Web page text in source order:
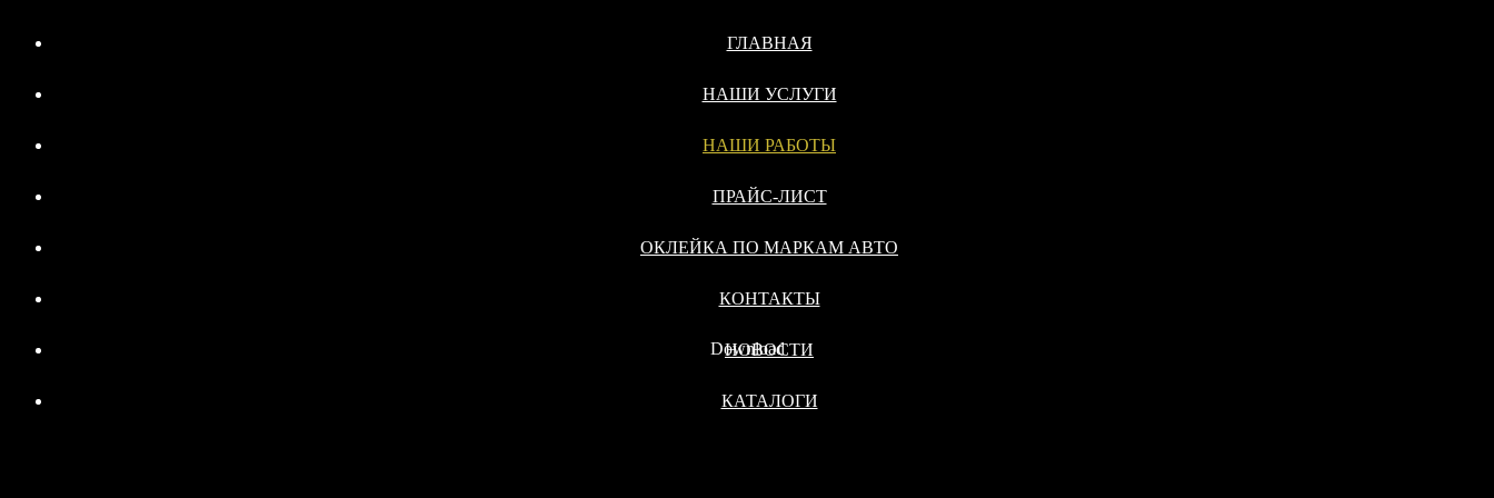
ГЛАВНАЯ
НАШИ УСЛУГИ
НАШИ РАБОТЫ
ПРАЙС-ЛИСТ
ОКЛЕЙКА ПО МАРКАМ АВТО
КОНТАКТЫ
НОВОСТИ
КАТАЛОГИ
Download